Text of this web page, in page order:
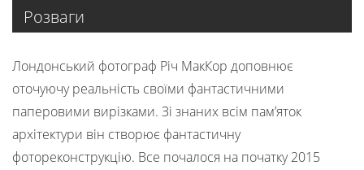
Розваги
Лондонський фотограф Річ МакКор доповнює
оточуючу реальність своїми фантастичними
паперовими вирізками. Зі знаних всім пам’яток
архітектури він створює фантастичну
фотореконструкцію. Все почалося на початку 2015